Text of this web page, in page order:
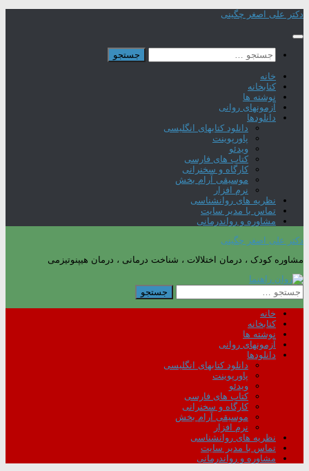
Skip
content
دکتر علی اصغر چگینی
جستجو
برای:
خانه
کتابخانه
نوشته ها
آزمونهای روانی
دانلودها
دانلود کتابهای انگلیسی
پاورپوینت
ویدئو
کتاب های فارسی
کارگاه و سخنرانی
موسیقی آرام بخش
نرم افزار
نظریه های روانشناسی
تماس با مدیر سایت
مشاوره و رواندرمانی
دکتر علی اصغر چگینی
مشاوره کودک ، درمان اختلالات ، شناخت درمانی ، درمان هیپنوتیزمی
جستجو
برای:
خانه
کتابخانه
نوشته ها
آزمونهای روانی
دانلودها
دانلود کتابهای انگلیسی
پاورپوینت
ویدئو
کتاب های فارسی
کارگاه و سخنرانی
موسیقی آرام بخش
نرم افزار
نظریه های روانشناسی
تماس با مدیر سایت
مشاوره و رواندرمانی